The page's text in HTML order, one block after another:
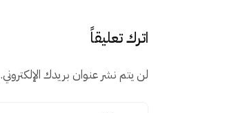
اترك تعليقاً
لن يتم نشر عنوان بريدك الإلكتروني.